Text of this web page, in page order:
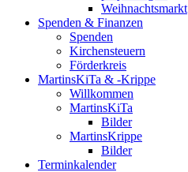
Weihnachtsmarkt
Spenden & Finanzen
Spenden
Kirchensteuern
Förderkreis
MartinsKiTa & -Krippe
Willkommen
MartinsKiTa
Bilder
MartinsKrippe
Bilder
Terminkalender